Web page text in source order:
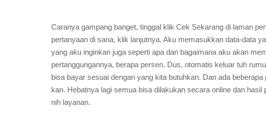
Caranya gampang banget, tinggal klik Cek Sekarang di laman
pertanyaan di sana, klik lanjutnya. Aku memasukkan data-data
yang aku inginkan juga seperti apa dan bagaimana aku akan
pertanggungannya, berapa persen. Dus, otomatis keluar tuh
bisa bayar sesuai dengan yang kita butuhkan. Dan ada
kan. Hebatnya lagi semua bisa dilakukan secara online dan
nih layanan.